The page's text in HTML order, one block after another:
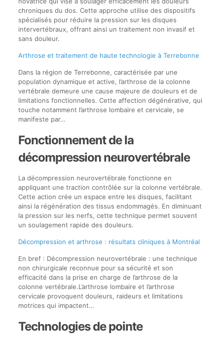
chroniques du dos. Cette approche utilise des dispositifs
spécialisés pour réduire la pression sur les disques
intervertébraux, offrant ainsi un traitement non invasif et
sans douleur.
Arthrose et traitement de haute technologie à Terrebonne
Dans la région de Terrebonne, caractérisée par une
population dynamique et active, l’arthrose de la colonne
vertébrale demeure une cause majeure de douleurs et de
limitations fonctionnelles. Cette affection dégénérative, qui
touche notamment l’arthrose lombaire et cervicale, se
manifeste par…
Fonctionnement de la
décompression neurovertébrale
La décompression neurovertébrale fonctionne en
appliquant une traction contrôlée sur la colonne vertébrale.
Cette action crée un espace entre les disques, facilitant
ainsi la régénération des tissus endommagés. En diminuant
la pression sur les nerfs, cette technique permet souvent
un soulagement rapide des douleurs.
Décompression et arthrose : résultats cliniques à Montréal
En bref : Décompression neurovertébrale : une technique
non chirurgicale reconnue pour sa sécurité et son
efficacité dans la prise en charge de l’arthrose de la
colonne vertébrale.L’arthrose lombaire et l’arthrose
cervicale provoquent douleurs, raideurs et limitations
motrices qui impactent…
Technologies de pointe